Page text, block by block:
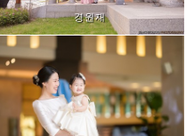
경원재